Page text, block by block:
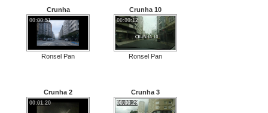
Crunha
00:00:51
Ronsel Pan
Crunha 10
00:00:12
Ronsel Pan
Crunha 2
00:01:20
Crunha 3
00:00:29